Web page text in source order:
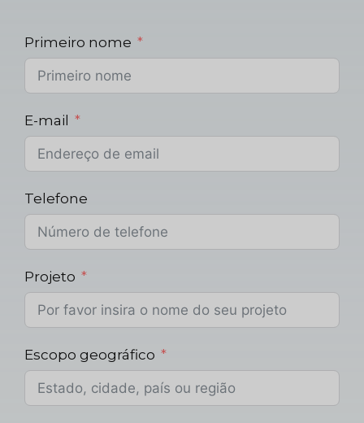
Primeiro nome
E-mail
Telefone
Projeto
Escopo geográfico